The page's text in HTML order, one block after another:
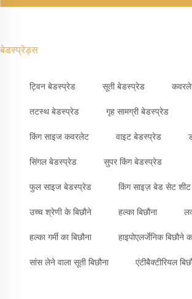
बेडस्प्रेड्स
ट्विन बेडस्प्रेड सूती बेडस्प्रेड
तटस्थ बेडस्प्रेड गृह सामग्री बेडस्प्रेड
किंग साइज कवरलेट वाइट बेडस्प्रेड
सिंगल बेडस्प्रेड सुपर किंग बेडस्प्रेड
फुल साइज बेडस्प्रेड किंग साइज़ बेड सेट शीट
उच्च श्रेणी के बिछौने हल्का बिछौना
हल्का गर्मी का बिछौना हाइपोएलर्जेनिक बिछौने
सांस लेने वाला सूती बिछौना एंटीबैक्टीरियल